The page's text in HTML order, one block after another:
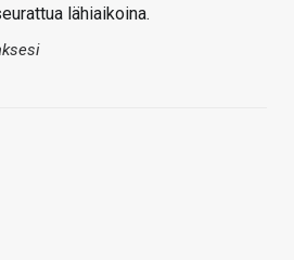
lähiaikoina.